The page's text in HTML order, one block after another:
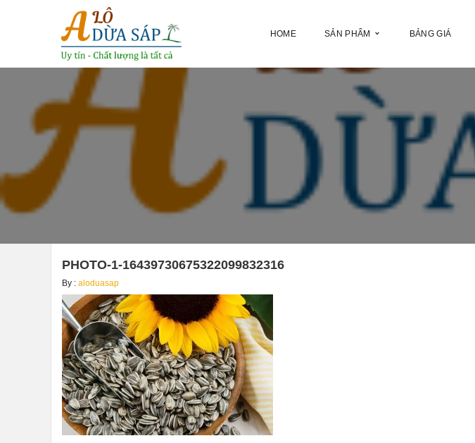
HOME SẢN PHẨM BẢNG GIÁ
PHOTO-1-16439730675322099832316
By : aloduasap